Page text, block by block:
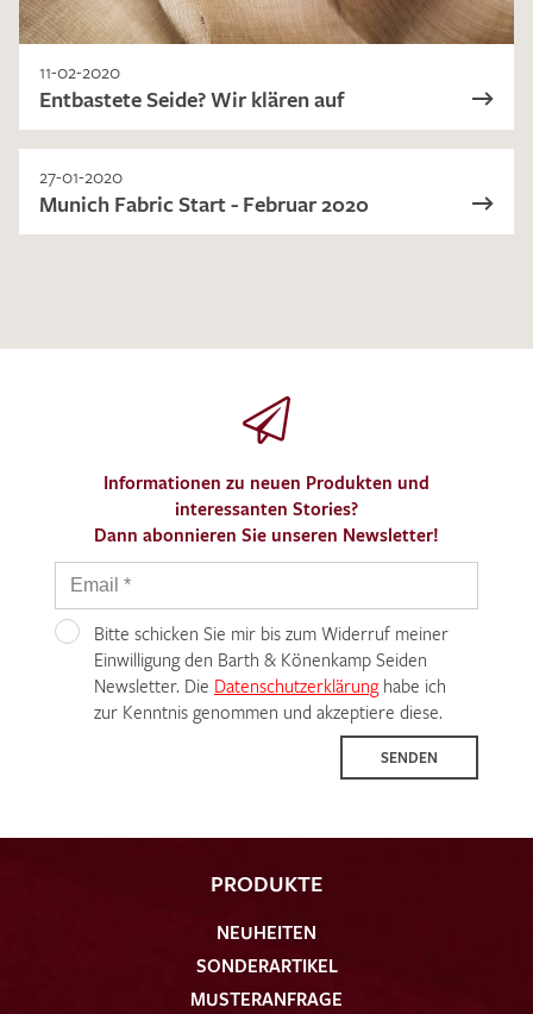
11-02-2020
Entbastete Seide? Wir klären auf
27-01-2020
Munich Fabric Start - Februar 2020
Informationen zu neuen Produkten und
interessanten Stories?
Dann abonnieren Sie unseren Newsletter!
Bitte schicken Sie mir bis zum Widerruf meiner
Einwilligung den Barth & Könenkamp Seiden
Newsletter. Die Datenschutzerklärunghabe ich
zur Kenntnis genommen und akzeptiere diese.
SENDEN
PRODUKTE
NEUHEITEN
SONDERARTIKEL
MUSTERANFRAGE